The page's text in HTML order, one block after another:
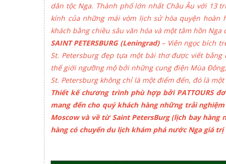
dân tộc Nga. Thành phố lớn nhất Châu Âu với 13
kính của những mái vòm lịch sử hòa quyện
khách bằng chiều sâu văn hóa và một tâm hồn
SAINT PETERSBURG (Leningrad) – Viên ngọc bích
St. Petersburg đẹp tựa một bài thơ được viết
thế giới ngưỡng mộ bởi những cung điện Mùa
St. Petersburg không chỉ là một điểm đến, đó là
Thiết kế chương trình phù hợp bởi PATTOURS
mang đến cho quý khách hàng những trải
Moscow và về từ Saint PetersBurg (lịch bay
hàng có chuyến du lịch khám phá nước Nga giá